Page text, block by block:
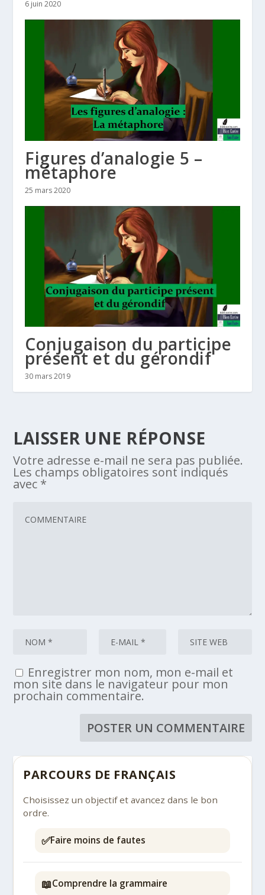
6 juin 2020
Figures d’analogie 5 –
métaphore
25 mars 2020
Conjugaison du participe
présent et du gérondif
30 mars 2019
LAISSER UNE RÉPONSE
Votre adresse e-mail ne sera pas publiée.
Les champs obligatoires sont indiqués
avec *
Enregistrer mon nom, mon e-mail et
mon site dans le navigateur pour mon
prochain commentaire.
PARCOURS DE FRANÇAIS
Choisissez un objectif et avancez dans le bon
ordre.
✅Faire moins de fautes
📖Comprendre la grammaire